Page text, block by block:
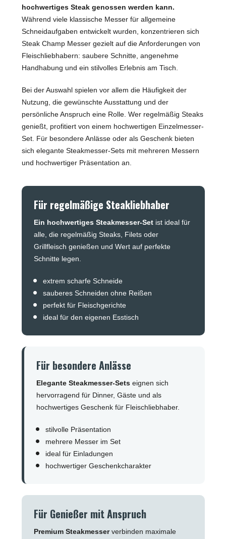
hochwertiges Steak genossen werden kann.
Während viele klassische Messer für allgemeine
Schneidaufgaben entwickelt wurden, konzentrieren sich
Steak Champ Messer gezielt auf die Anforderungen von
Fleischliebhabern: saubere Schnitte, angenehme
Handhabung und ein stilvolles Erlebnis am Tisch.
Bei der Auswahl spielen vor allem die Häufigkeit der
Nutzung, die gewünschte Ausstattung und der
persönliche Anspruch eine Rolle. Wer regelmäßig Steaks
genießt, profitiert von einem hochwertigen Einzelmesser-
Set. Für besondere Anlässe oder als Geschenk bieten
sich elegante Steakmesser-Sets mit mehreren Messern
und hochwertiger Präsentation an.
Für regelmäßige Steakliebhaber
Ein hochwertiges Steakmesser-Setist ideal für
alle, die regelmäßig Steaks, Filets oder
Grillfleisch genießen und Wert auf perfekte
Schnitte legen.
extrem scharfe Schneide
sauberes Schneiden ohne Reißen
perfekt für Fleischgerichte
ideal für den eigenen Esstisch
Für besondere Anlässe
Elegante Steakmesser-Setseignen sich
hervorragend für Dinner, Gäste und als
hochwertiges Geschenk für Fleischliebhaber.
stilvolle Präsentation
mehrere Messer im Set
ideal für Einladungen
hochwertiger Geschenkcharakter
Für Genießer mit Anspruch
Premium Steakmesserverbinden maximale